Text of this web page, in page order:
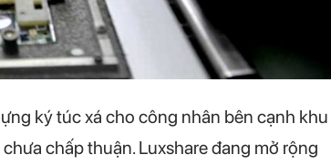
ký túc xá cho công nhân bên cạnh khu
chấp thuận. Luxshare đang mở rộng